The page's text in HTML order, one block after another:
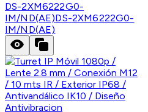
DS-2XM6222G0-
IM/ND(AE)DS-2XM6222G0-
IM/ND(AE)